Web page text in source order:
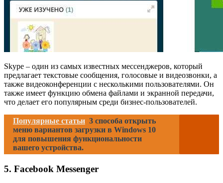
Skype – один из самых известных мессенджеров, который
предлагает текстовые сообщения, голосовые и видеозвонки, а
также видеоконференции с несколькими пользователями. Он
также имеет функцию обмена файлами и экранной передачи,
что делает его популярным среди бизнес-пользователей.
Популярные статьи 3 способа открыть
меню вариантов загрузки в Windows 10
для повышения функциональности
вашего устройства.
5. Facebook Messenger